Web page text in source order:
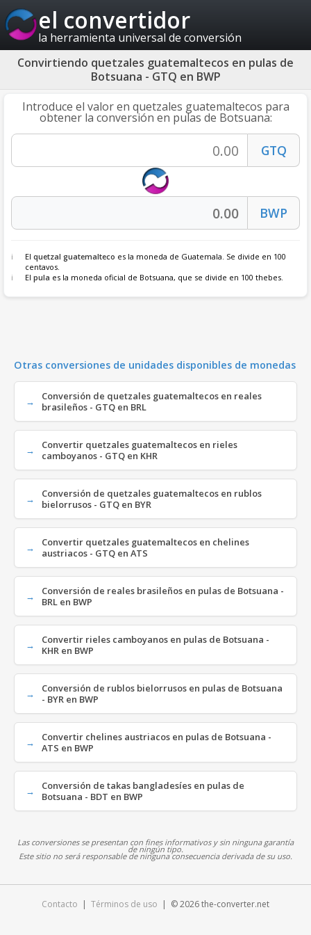
el convertidor
la herramienta universal de conversión
Convirtiendo quetzales guatemaltecos en pulas de
Botsuana - GTQ en BWP
Introduce el valor en quetzales guatemaltecos para
obtener la conversión en pulas de Botsuana:
El quetzal guatemalteco es la moneda de Guatemala. Se divide en 100
centavos.
El pula es la moneda oficial de Botsuana, que se divide en 100 thebes.
Otras conversiones de unidades disponibles de monedas
Conversión de quetzales guatemaltecos en reales
brasileños - GTQ en BRL
Convertir quetzales guatemaltecos en rieles
camboyanos - GTQ en KHR
Conversión de quetzales guatemaltecos en rublos
bielorrusos - GTQ en BYR
Convertir quetzales guatemaltecos en chelines
austriacos - GTQ en ATS
Conversión de reales brasileños en pulas de Botsuana -
BRL en BWP
Convertir rieles camboyanos en pulas de Botsuana -
KHR en BWP
Conversión de rublos bielorrusos en pulas de Botsuana
- BYR en BWP
Convertir chelines austriacos en pulas de Botsuana -
ATS en BWP
Conversión de takas bangladesíes en pulas de
Botsuana - BDT en BWP
Las conversiones se presentan con fines informativos y sin ninguna garantía
de ningún tipo.
Este sitio no será responsable de ninguna consecuencia derivada de su uso.
Contacto | Términos de uso | © 2026 the-converter.net